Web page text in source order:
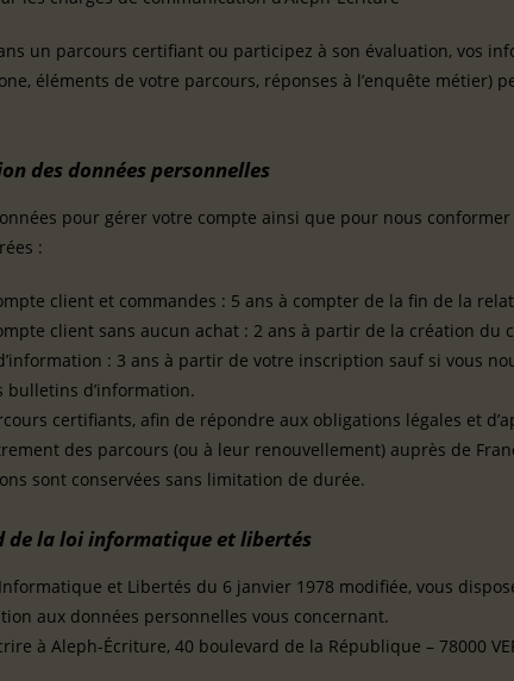
un parcours certifiant ou participez à son évaluation, vos
éléments de votre parcours, réponses à l’enquête métier)
des données personnelles
pour gérer votre compte ainsi que pour nous
:
client et commandes : 5 ans à compter de la fin de la
client sans aucun achat : 2 ans à partir de la création du
: 3 ans à partir de votre inscription sauf si vous
bulletins d’information.
certifiants, afin de répondre aux obligations légales et
des parcours (ou à leur renouvellement) auprès de
sont conservées sans limitation de durée.
de la loi informatique et libertés
et Libertés du 6 janvier 1978 modifiée, vous
aux données personnelles vous concernant.
à Aleph-Écriture, 40 boulevard de la République – 78000